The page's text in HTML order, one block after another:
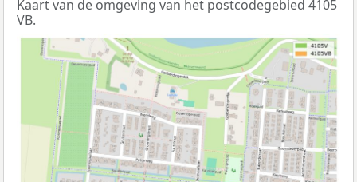
Kaart van de omgeving van het postcodegebied 4105
VB.